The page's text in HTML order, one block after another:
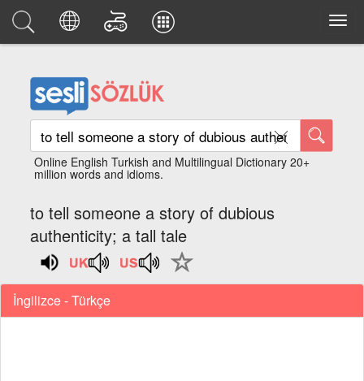
Online English Turkish and Multilingual Dictionary 20+
million words and idioms.
to tell someone a story of dubious
authenticity; a tall tale
İngilizce - Türkçe